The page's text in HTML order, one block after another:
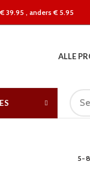
39.95 , anders € 5.95
ALLE
5-8